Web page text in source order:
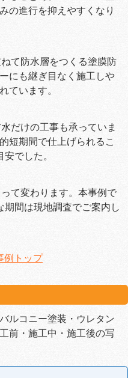
の進行を抑えやすくなり
て防水層をつくる塗膜防
にも継ぎ目なく施工しや
ています。
だけの工事も承っていま
短期間で仕上げられるこ
でした。
て変わります。本事例で
期間は現地調査でご案内し
例トップ
ルコニー塗装・ウレタン
前・施工中・施工後の写